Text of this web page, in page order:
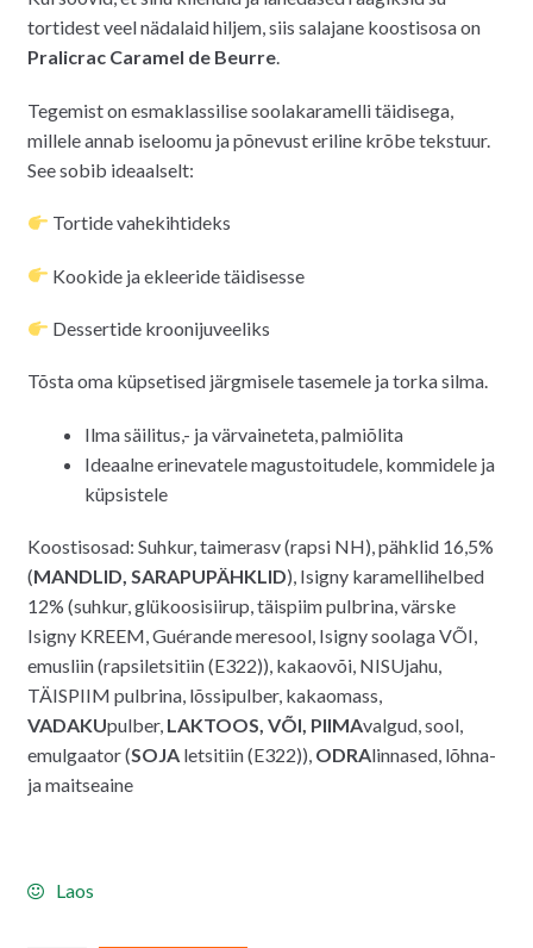
tortidest veel nädalaid hiljem, siis salajane koostisosa on
Pralicrac Caramel de Beurre.
Tegemist on esmaklassilise soolakaramelli täidisega,
millele annab iseloomu ja põnevust eriline krõbe tekstuur.
See sobib ideaalselt:
Tortide vahekihtideks
Kookide ja ekleeride täidisesse
Dessertide kroonijuveeliks
Tõsta oma küpsetised järgmisele tasemele ja torka silma.
Ilma säilitus,- ja värvaineteta, palmiõlita
Ideaalne erinevatele magustoitudele, kommidele ja
küpsistele
Koostisosad: Suhkur, taimerasv (rapsi NH), pähklid 16,5%
(MANDLID, SARAPUPÄHKLID), Isigny karamellihelbed
12% (suhkur, glükoosisiirup, täispiim pulbrina, värske
Isigny KREEM, Guérande meresool, Isigny soolaga VÕI,
emusliin (rapsiletsitiin (E322)), kakaovõi, NISUjahu,
TÄISPIIM pulbrina, lõssipulber, kakaomass,
VADAKUpulber, LAKTOOS, VÕI, PIIMAvalgud, sool,
emulgaator (SOJAletsitiin (E322)), ODRAlinnased, lõhna-
ja maitseaine
Laos